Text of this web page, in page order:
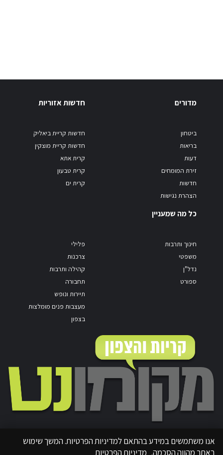
מדורים
ביטחון
בריאות
דעות
זירת המומחים
חדשות
הצהרת נגישות
חדשות אזוריות
חדשות קריית ביאליק
חדשות קריית מוצקין
קרית אתא
קרית טבעון
קרית ים
כל מה שמעניין
חינוך ותרבות
משפטי
נדל"ן
ספורט
פלילי
צרכנות
קהילה ותרבות
תחבורה
תיירות ונופש
מעצבות פנים מומלצות
בצפון
אנו משתמשים במידע בהתאם למדיניות הפרטיות. המשך שימוש
באתר מהווה הסכמה. מדיניות הפרטיות